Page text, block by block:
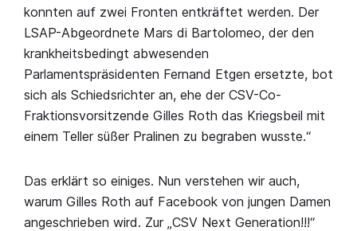
konnten auf zwei Fronten entkräftet werden. Der
LSAP-Abgeordnete Mars di Bartolomeo, der den
krankheitsbedingt abwesenden
Parlamentspräsidenten Fernand Etgen ersetzte, bot
sich als Schiedsrichter an, ehe der CSV-Co-
Fraktionsvorsitzende Gilles Roth das Kriegsbeil mit
einem Teller süßer Pralinen zu begraben wusste.“
Das erklärt so einiges. Nun verstehen wir auch,
warum Gilles Roth auf Facebook von jungen Damen
angeschrieben wird. Zur „CSV Next Generation!!!“